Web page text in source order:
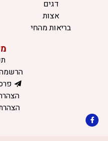
דגים
אצות
בריאות מהחי
הרשמה